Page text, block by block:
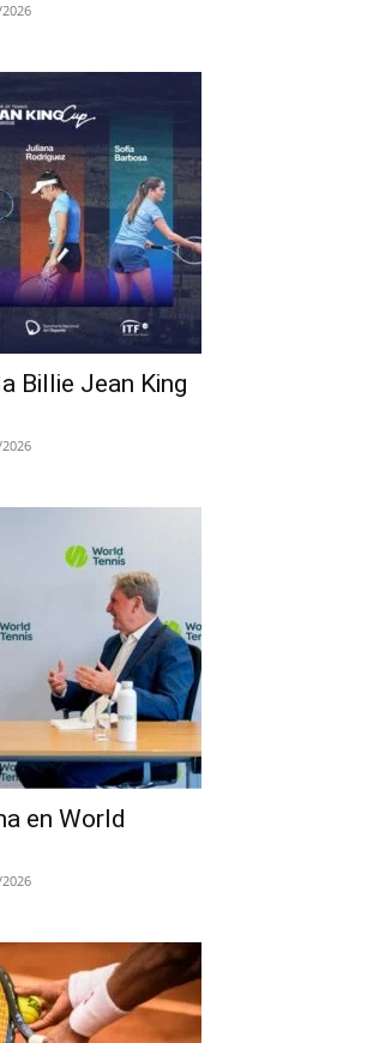
Billie Jean King
en World